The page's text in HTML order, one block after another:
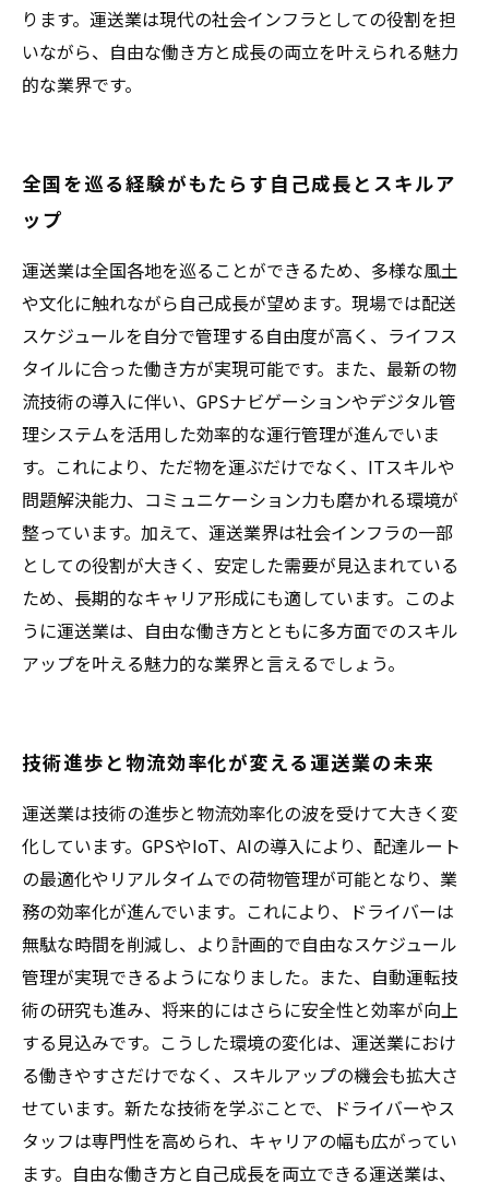
ります。運送業は現代の社会インフラとしての役割を担
いながら、自由な働き方と成長の両立を叶えられる魅力
的な業界です。
全国を巡る経験がもたらす自己成長とスキルア
ップ
運送業は全国各地を巡ることができるため、多様な風土
や文化に触れながら自己成長が望めます。現場では配送
スケジュールを自分で管理する自由度が高く、ライフス
タイルに合った働き方が実現可能です。また、最新の物
流技術の導入に伴い、GPSナビゲーションやデジタル管
理システムを活用した効率的な運行管理が進んでいま
す。これにより、ただ物を運ぶだけでなく、ITスキルや
問題解決能力、コミュニケーション力も磨かれる環境が
整っています。加えて、運送業界は社会インフラの一部
としての役割が大きく、安定した需要が見込まれている
ため、長期的なキャリア形成にも適しています。このよ
うに運送業は、自由な働き方とともに多方面でのスキル
アップを叶える魅力的な業界と言えるでしょう。
技術進歩と物流効率化が変える運送業の未来
運送業は技術の進歩と物流効率化の波を受けて大きく変
化しています。GPSやIoT、AIの導入により、配達ルート
の最適化やリアルタイムでの荷物管理が可能となり、業
務の効率化が進んでいます。これにより、ドライバーは
無駄な時間を削減し、より計画的で自由なスケジュール
管理が実現できるようになりました。また、自動運転技
術の研究も進み、将来的にはさらに安全性と効率が向上
する見込みです。こうした環境の変化は、運送業におけ
る働きやすさだけでなく、スキルアップの機会も拡大さ
せています。新たな技術を学ぶことで、ドライバーやス
タッフは専門性を高められ、キャリアの幅も広がってい
ます。自由な働き方と自己成長を両立できる運送業は、